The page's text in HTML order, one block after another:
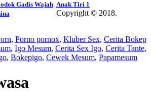
Gadis Wajah Anak Tiri 1
Copyright © 2018.
, Porno pornox, Kluber Sex, Cerita Bokep
, Igo Mesum, Cerita Sex Igo, Cerita Tante,
, Bokepigo, Cewek Mesum, Papamesum